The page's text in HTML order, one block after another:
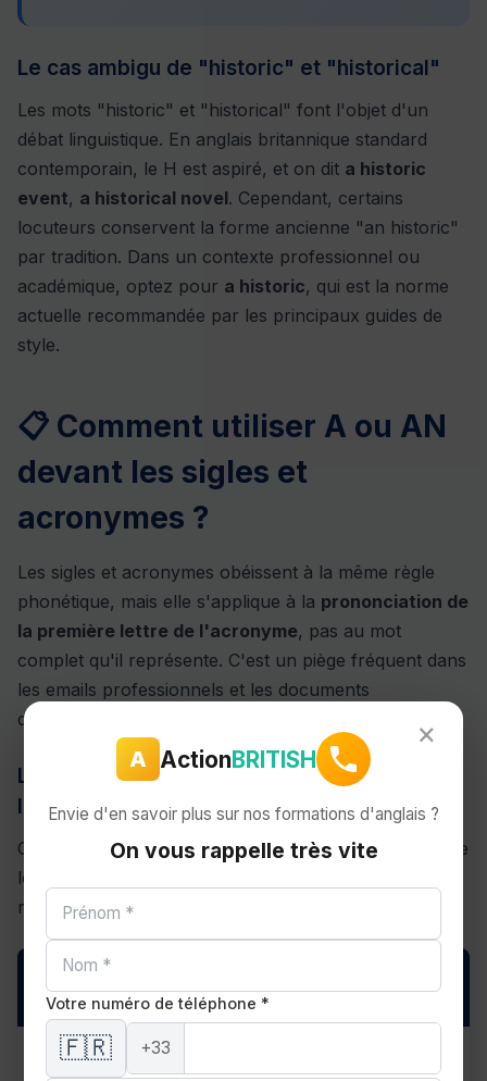
Le cas ambigu de "historic" et "historical"
Les mots "historic" et "historical" font l'objet d'un
débat linguistique. En anglais britannique standard
contemporain, le H est aspiré, et on dit a historic
event, a historical novel. Cependant, certains
locuteurs conservent la forme ancienne "an historic"
par tradition. Dans un contexte professionnel ou
académique, optez pour a historic, qui est la norme
actuelle recommandée par les principaux guides de
style.
📋 Comment utiliser A ou AN
devant les sigles et
acronymes ?
Les sigles et acronymes obéissent à la même règle
phonétique, mais elle s'applique à la prononciation de
la première lettre de l'acronyme, pas au mot
complet qu'il représente. C'est un piège fréquent dans
les emails professionnels et les documents
d'entreprise.
La règle pour les sigles épelés lettre par
lettre
Certains acronymes se prononcent en épelant chaque
lettre (FBI, MBA, NGO, CEO). Pour ceux-là, on
regarde la prononciation de la
Sigle
prononcée
Son Article
MBA M = "em" MBA
×
A ActionBRITISH
Envie d'en savoir plus sur nos formations d'anglais ?
On vous rappelle très vite
Votre numéro de téléphone *
🇫🇷 +33